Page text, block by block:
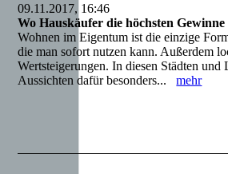
09.11.2017, 16:46
Wo Hauskäufer die höchsten Gewinne
Wohnen im Eigentum ist die einzige
die man sofort nutzen kann. Außerdem
Wertsteigerungen. In diesen Städten und
Aussichten dafür besonders...mehr